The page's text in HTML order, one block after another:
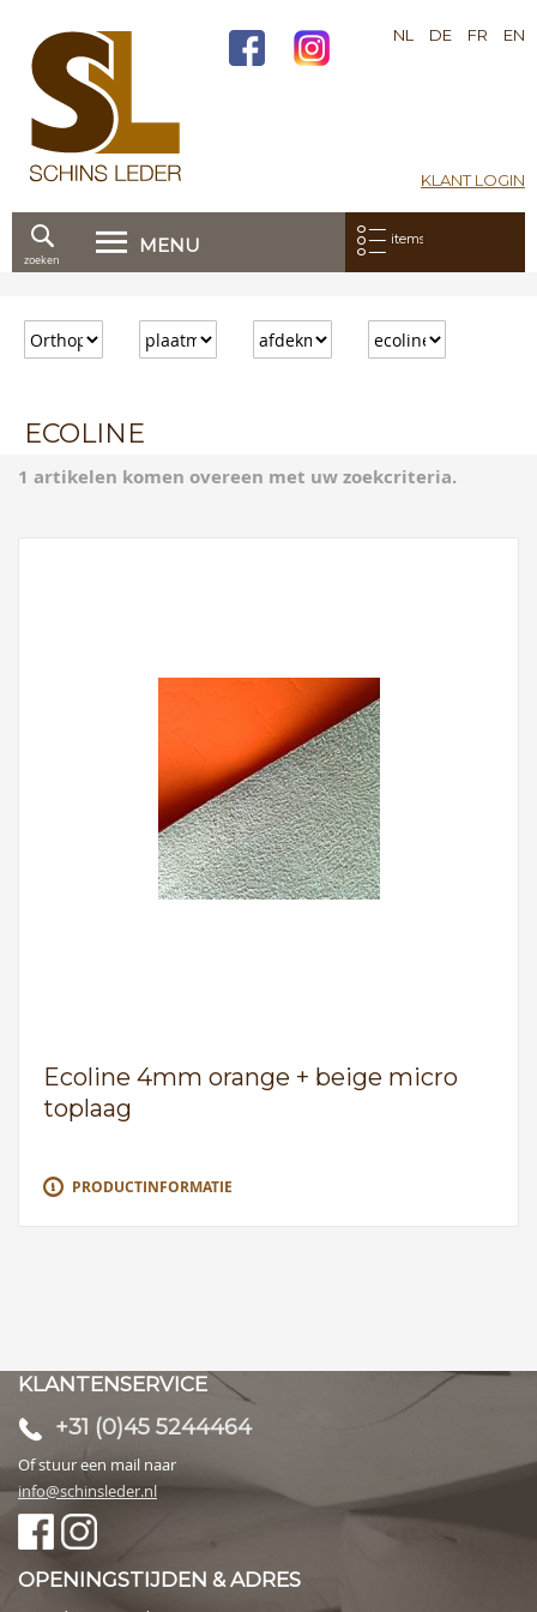
KLANT LOGIN
NL DE FR EN
MENU Mijn bestelling:
items
door
naar
zoeken
ECOLINE
1 artikelen komen overeen met uw zoekcriteria.
Ecoline 4mm orange + beige micro
toplaag
PRODUCTINFORMATIE
KLANTENSERVICE
+31 (0)45 5244464
Of stuur een mail naar
info@schinsleder.nl
OPENINGSTIJDEN & ADRES